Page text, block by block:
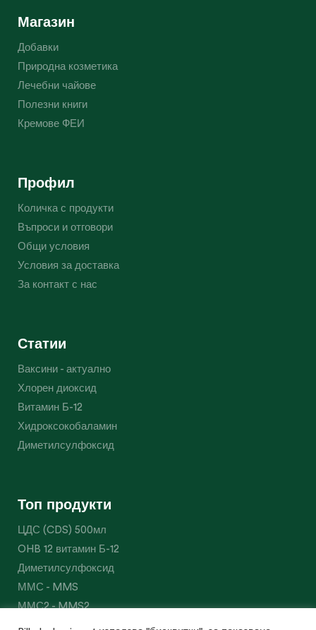
Магазин
Добавки
Природна козметика
Лечебни чайове
Полезни книги
Кремове ФЕИ
Профил
Количка с продукти
Въпроси и отговори
Общи условия
Условия за доставка
За контакт с нас
Статии
Ваксини - актуално
Хлорен диоксид
Витамин Б-12
Хидроксокобаламин
Диметилсулфоксид
Топ продукти
ЦДС (CDS) 500мл
OHB 12 витамин Б-12
Диметилсулфоксид
ММС - MMS
ММС2 - MMS2